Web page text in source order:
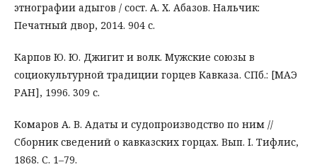
этнографии адыгов / сост. А. Х. Абазов. Нальчик:
Печатный двор, 2014. 904 с.
Карпов Ю. Ю. Джигит и волк. Мужские союзы в
социокультурной традиции горцев Кавказа. СПб.: [МАЭ
РАН], 1996. 309 с.
Комаров А. В. Адаты и судопроизводство по ним //
Сборник сведений о кавказских горцах. Вып. I. Тифлис,
1868. С. 1–79.